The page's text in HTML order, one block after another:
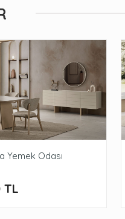
Yemek Odası
TL